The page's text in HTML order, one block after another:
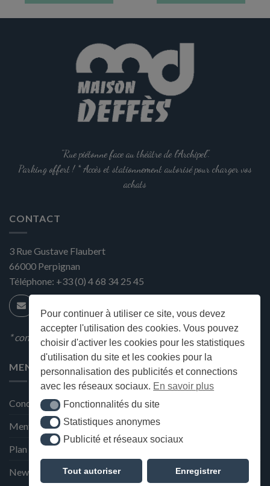
Pour continuer à utiliser ce site, vous devez
accepter l'utilisation des cookies. Vous pouvez
choisir d'activer les cookies pour les statistiques
d'utilisation du site et les cookies pour la
personnalisation des publicités et connections
avec les réseaux sociaux. En savoir plus
Fonctionnalités du site
Fonctionnalités du site
Statistiques anonymes
Statistiques anonymes
Publicité et réseaux sociaux
Publicité et réseaux sociaux
Tout autoriser Enregistrer
plusieurs
variations.
Les
options
peuvent
être
choisies
la
page
du
la
du
"Rue piétonne face au théâtre de l'Archipel".
Parking offert ! * Accès et stationnement autorisé pour charger vos
achats
CONTACT
3 Rue Gustave Flaubert
66000 Perpignan
Téléphone: +33 (0) 4 68 34 25 45
* condition en magasin
MENU
Conditions générales de ventes
Mentions Légales et Politique de confidentialité
Plan du site
Newsletter de la Maison Deffès